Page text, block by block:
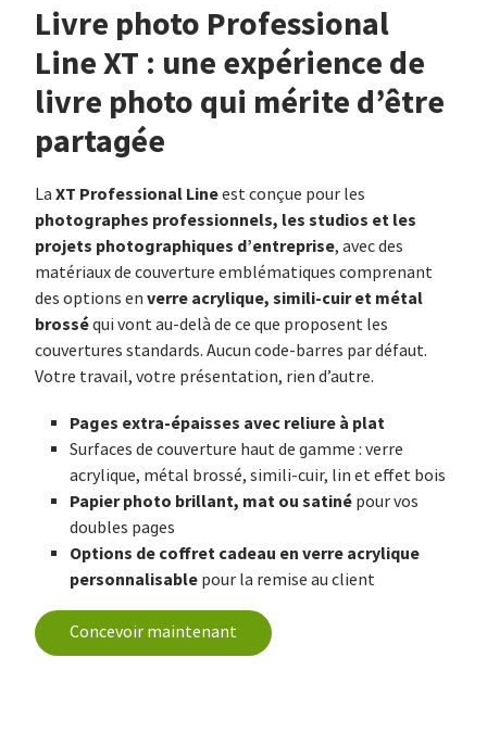
Livre photo Professional
Line XT : une expérience de
livre photo qui mérite d’être
partagée
La XT Professional Lineest conçue pour les
photographes professionnels, les studios et les
projets photographiques d’entreprise, avec des
matériaux de couverture emblématiques comprenant
des options en verre acrylique, simili-cuir et métal
brosséqui vont au-delà de ce que proposent les
couvertures standards. Aucun code-barres par défaut.
Votre travail, votre présentation, rien d’autre.
Pages extra-épaisses avec reliure à plat
Surfaces de couverture haut de gamme : verre
acrylique, métal brossé, simili-cuir, lin et effet bois
Papier photo brillant, mat ou satiné pour vos
doubles pages
Options de coffret cadeau en verre acrylique
personnalisable pour la remise au client
Concevoir maintenant